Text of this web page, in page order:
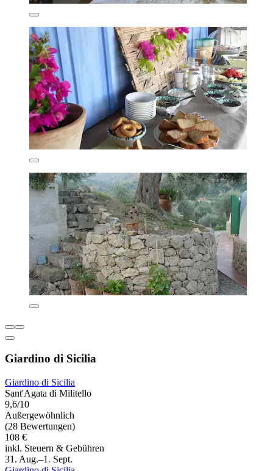
Giardino di Sicilia
Giardino di Sicilia
Sant'Agata di Militello
9,6/10
Außergewöhnlich
(28 Bewertungen)
108 €
inkl. Steuern & Gebühren
31. Aug.–1. Sept.